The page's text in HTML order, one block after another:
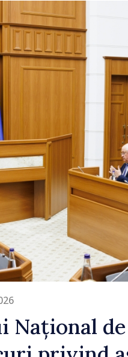
Național
/ Acum 2 ore
Zelenski a ajuns
sa vizită în
tradițional al